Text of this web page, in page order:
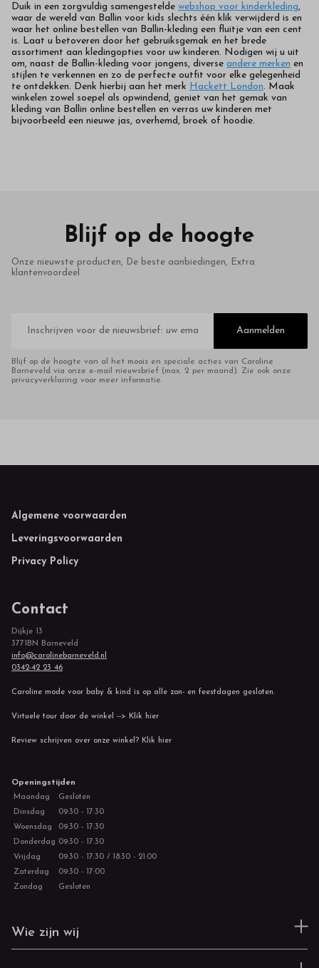
Duik in een zorgvuldig samengestelde webshop voor kinderkleding,
waar de wereld van Ballin voor kids slechts één klik verwijderd is en
waar het online bestellen van Ballin-kleding een fluitje van een cent
is. Laat u betoveren door het gebruiksgemak en het brede
assortiment aan kledingopties voor uw kinderen. Nodigen wij u uit
om, naast de Ballin-kleding voor jongens, diverse andere merken en
stijlen te verkennen en zo de perfecte outfit voor elke gelegenheid
te ontdekken. Denk hierbij aan het merk Hackett London. Maak
winkelen zowel soepel als opwindend, geniet van het gemak van
kleding van Ballin online bestellen en verras uw kinderen met
bijvoorbeeld een nieuwe jas, overhemd, broek of hoodie.
Blijf op de hoogte
Onze nieuwste producten, De beste aanbiedingen, Extra
klantenvoordeel
mailadres
Aanmelden
Blijf op de hoogte van al het moois en speciale acties van Caroline
Barneveld via onze e-mail nieuwsbrief (max. 2 per maand). Zie ook onze
privacyverklaring voor meer informatie.
Footer
Algemene voorwaarden
Leveringsvoorwaarden
Privacy Policy
Contact
Dijkje 13
3771BN Barneveld
info@carolinebarneveld.nl
0342-42 23 46
Caroline mode voor baby & kind is op alle zon- en feestdagen gesloten.
Virtuele tour door de winkel --> Klik hier
Review schrijven over onze winkel? Klik hier
Openingstijden
Maandag
Gesloten
Dinsdag
09:30 - 17:30
Woensdag
09:30 - 17:30
Donderdag 09:30 - 17:30
Vrijdag
09:30 - 17:30 / 18:30 - 21:00
Zaterdag
09:30 - 17:00
Zondag
Gesloten
Wie zijn wij